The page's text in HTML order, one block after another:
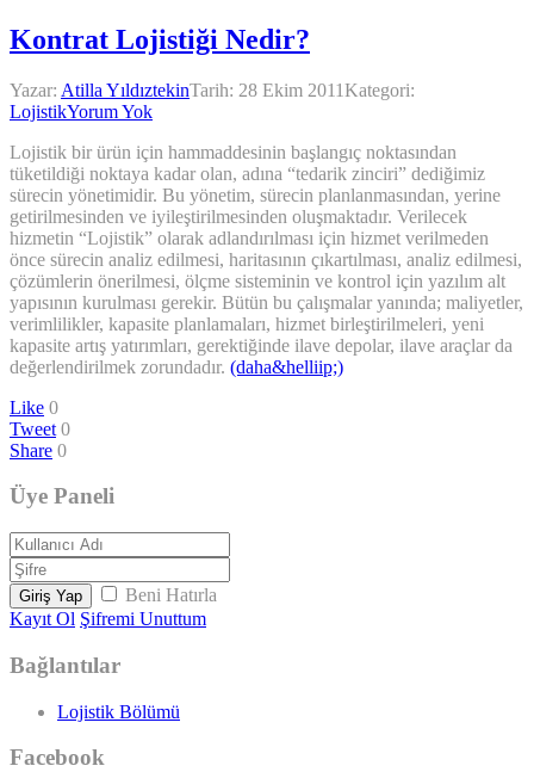
Kontrat Lojistiği Nedir?
Yazar: Atilla YıldıztekinTarih: 28 Ekim 2011Kategori:
LojistikYorum Yok
Lojistik bir ürün için hammaddesinin başlangıç noktasından
tüketildiği noktaya kadar olan, adına “tedarik zinciri” dediğimiz
sürecin yönetimidir. Bu yönetim, sürecin planlanmasından, yerine
getirilmesinden ve iyileştirilmesinden oluşmaktadır. Verilecek
hizmetin “Lojistik” olarak adlandırılması için hizmet verilmeden
önce sürecin analiz edilmesi, haritasının çıkartılması, analiz edilmesi,
çözümlerin önerilmesi, ölçme sisteminin ve kontrol için yazılım alt
yapısının kurulması gerekir. Bütün bu çalışmalar yanında; maliyetler,
verimlilikler, kapasite planlamaları, hizmet birleştirilmeleri, yeni
kapasite artış yatırımları, gerektiğinde ilave depolar, ilave araçlar da
değerlendirilmek zorundadır. (daha&helliip;)
Like 0
Tweet 0
Share 0
Üye Paneli
Giriş Yap
Beni Hatırla
Kayıt Ol Şifremi Unuttum
Bağlantılar
Lojistik Bölümü
Facebook